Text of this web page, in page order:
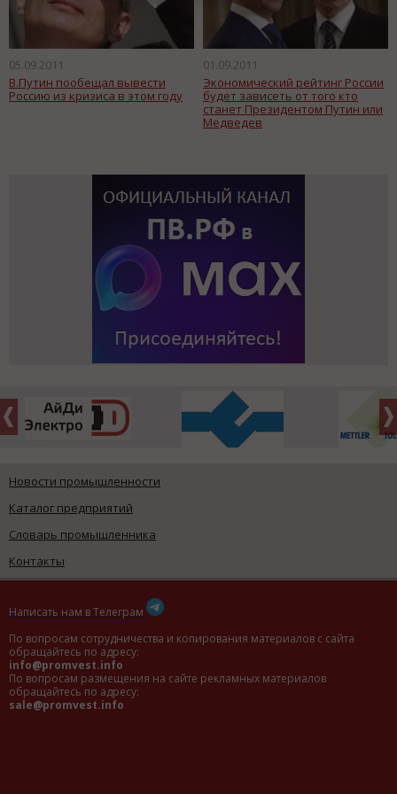
05.09.2011
В.Путин пообещал вывести
Россию из кризиса в этом году
01.09.2011
Экономический рейтинг России
будет зависеть от того кто
станет Президентом Путин или
Медведев
Новости промышленности
Каталог предприятий
Словарь промышленника
Контакты
Написать нам в Телеграм
По вопросам сотрудничества и копирования материалов с сайта
обращайтесь по адресу:
info@promvest.info
По вопросам размещения на сайте рекламных материалов
обращайтесь по адресу:
sale@promvest.info